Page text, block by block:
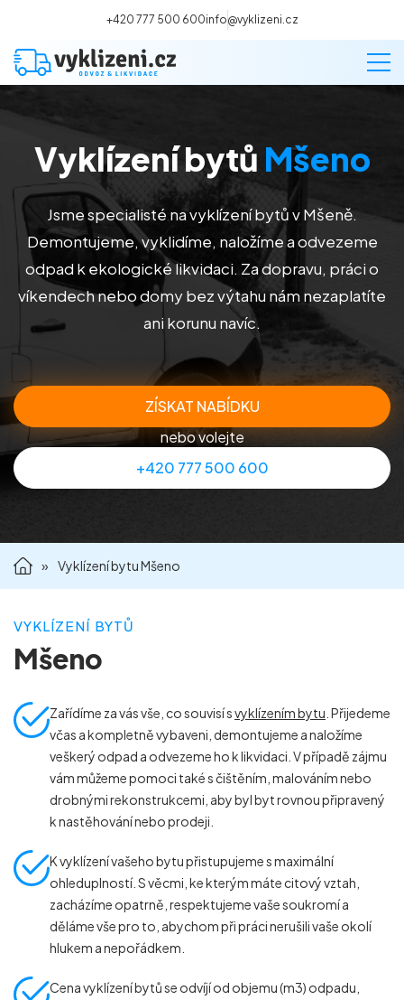
+420 777 500 600info@vyklizeni.cz
Vyklízení
Stěhování
Malování
Deratizace a dezinsekce
Příprava nemovitostí na prodej
Vyklízení bytů Mšeno
Jsme specialisté na vyklízení bytů v Mšeně.
Demontujeme, vyklidíme, naložíme a odvezeme
odpad k ekologické likvidaci. Za dopravu, práci o
víkendech nebo domy bez výtahu nám nezaplatíte
ani korunu navíc.
ZÍSKAT NABÍDKU
nebo volejte
+420 777 500 600
» Vyklízení bytu Mšeno
VYKLÍZENÍ BYTŮ
Mšeno
Zařídíme za vás vše, co souvisí svyklízením bytu . Přijedeme
včas a kompletně vybaveni, demontujeme a naložíme
veškerý odpad a odvezeme ho k likvidaci. V případě zájmu
vám můžeme pomoci také s čištěním, malováním nebo
drobnými rekonstrukcemi, aby byl byt rovnou připravený
k nastěhování nebo prodeji.
K vyklízení vašeho bytu přistupujeme s maximální
ohleduplností. S věcmi, ke kterým máte citový vztah,
zacházíme opatrně, respektujeme vaše soukromí a
děláme vše pro to, abychom při práci nerušili vaše okolí
hlukem a nepořádkem.
Cena vyklízení bytů se odvíjí od objemu (m3) odpadu,